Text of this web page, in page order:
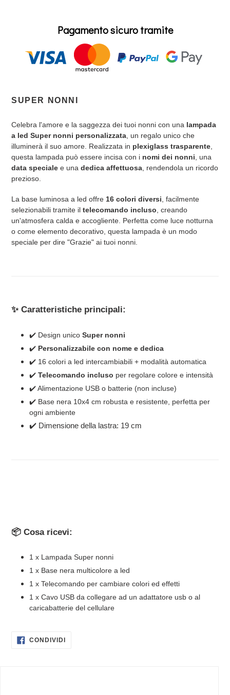
Pagamento sicuro tramite
del
carrello
SUPER NONNI
Celebra l'amore e la saggezza dei tuoi nonni con una lampada
a led Super nonni personalizzata , un regalo unico che
illuminerà il suo amore. Realizzata in plexiglass trasparente
questa lampada può essere incisa con i nomi dei nonni , una
data speciale e una dedica affettuosa , rendendola un ricordo
prezioso.
La base luminosa a led offre 16 colori diversi , facilmente
selezionabili tramite il telecomando incluso , creando
un'atmosfera calda e accogliente. Perfetta come luce notturna
o come elemento decorativo, questa lampada è un modo
speciale per dire "Grazie" ai tuoi nonni.
✨ Caratteristiche principali:
✔️ Design unico Super nonni
✔️ Personalizzabile con nome e dedica
✔️ 16 colori a led intercambiabili + modalità automatica
✔️ Telecomando incluso per regolare colore e intensità
✔️ Alimentazione USB o batterie (non incluse)
✔️ Base nera 10x4 cm robusta e resistente, perfetta per
ogni ambiente
✔️ Dimensione della lastra: 19 cm
📦 Cosa ricevi:
1 x Lampada Super nonni
1 x Base nera multicolore a led
1 x Telecomando per cambiare colori ed effetti
1 x Cavo USB da collegare ad un adattatore usb o al
caricabatterie del cellulare
CONDIVIDI CONDIVIDI